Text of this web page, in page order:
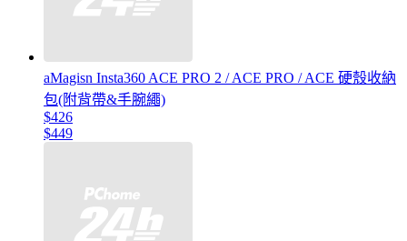
aMagisn Insta360 ACE PRO 2 / ACE PRO / ACE 硬殼收納
包(附背帶&手腕繩)
$426
$449